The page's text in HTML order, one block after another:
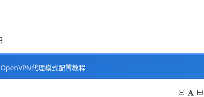
代理模式配置教程